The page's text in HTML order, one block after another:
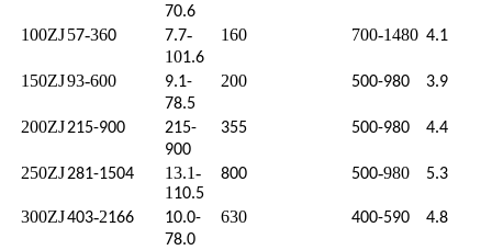
70.6
100ZJ57-360 7.7-
101.6
160 700-1480 4.1
150ZJ93-600
9.1-
78.5
200 500-980 3.9
200ZJ215-900
215-
900
355 500-980 4.4
250ZJ281-1504
13.1-
1 10.5
800 500-980 5.3
300ZJ403-2166
10.0-
78.0
630 400-590 4.8